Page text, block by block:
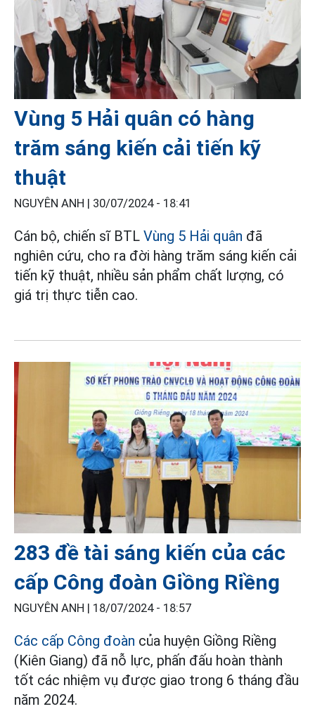
Vùng 5 Hải quân có hàng
trăm sáng kiến cải tiến kỹ
thuật
NGUYÊN ANH | 30/07/2024 - 18:41
Cán bộ, chiến sĩ BTL Vùng 5 Hải quân đã
nghiên cứu, cho ra đời hàng trăm sáng kiến cải
tiến kỹ thuật, nhiều sản phẩm chất lượng, có
giá trị thực tiễn cao.
283 đề tài sáng kiến của các
cấp Công đoàn Giồng Riềng
NGUYÊN ANH | 18/07/2024 - 18:57
Các cấp Công đoàn của huyện Giồng Riềng
(Kiên Giang) đã nỗ lực, phấn đấu hoàn thành
tốt các nhiệm vụ được giao trong 6 tháng đầu
năm 2024.